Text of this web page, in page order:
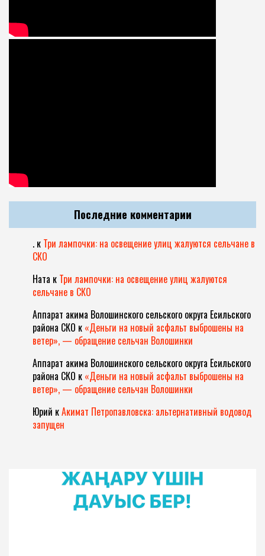
Последние комментарии
. к Три лампочки: на освещение улиц жалуются сельчане в
СКО
Ната к Три лампочки: на освещение улиц жалуются
сельчане в СКО
Аппарат акима Волошинского сельского округа Есильского
района СКО к «Деньги на новый асфальт выброшены на
ветер», — обращение сельчан Волошинки
Аппарат акима Волошинского сельского округа Есильского
района СКО к «Деньги на новый асфальт выброшены на
ветер», — обращение сельчан Волошинки
Юрий кАкимат Петропавловска: альтернативный водовод
запущен